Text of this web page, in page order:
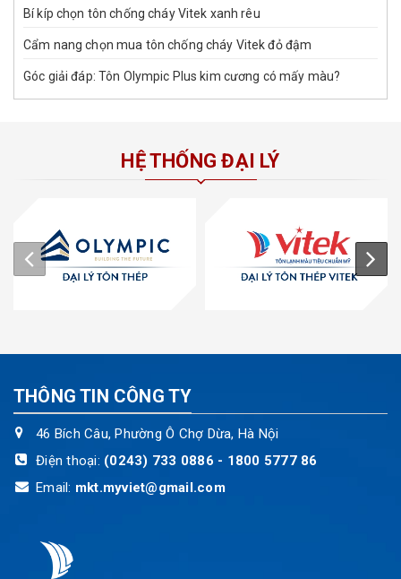
Bí kíp chọn tôn chống cháy Vitek xanh rêu
Cẩm nang chọn mua tôn chống cháy Vitek đỏ đậm
Góc giải đáp: Tôn Olympic Plus kim cương có mấy màu?
HỆ THỐNG ĐẠI LÝ
THÔNG TIN CÔNG TY
46 Bích Câu, Phường Ô Chợ Dừa, Hà Nội
Điện thoại: (0243) 733 0886 - 1800 5777 86
Email: mkt.myviet@gmail.com